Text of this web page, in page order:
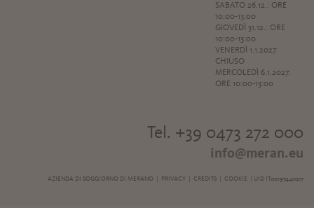
SABATO 26.12.: ORE
10:00-13:00
GIOVEDÌ 31.12.: ORE
10:00-13:00
VENERDÌ 1.1.2027:
CHIUSO
MERCOLEDÌ 6.1.2027:
ORE 10:00-13:00
Tel. +39 0473 272 000
info@meran.eu
AZIENDA DI SOGGIORNO DI MERANO | PRIVACY| CREDITS| COOKIE | UID IT00197440217